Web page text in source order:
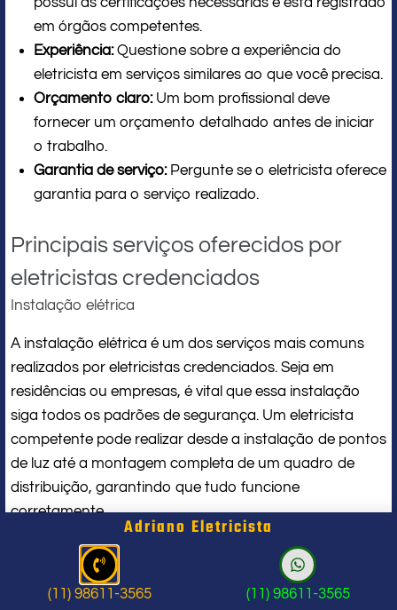
em órgãos competentes.
Experiência:Questione sobre a experiência do
eletricista em serviços similares ao que você precisa.
Orçamento claro:Um bom profissional deve
fornecer um orçamento detalhado antes de iniciar
o trabalho.
Garantia de serviço:Pergunte se o eletricista oferece
garantia para o serviço realizado.
Principais serviços oferecidos por
eletricistas credenciados
Instalação elétrica
A instalação elétrica é um dos serviços mais comuns
realizados por eletricistas credenciados. Seja em
residências ou empresas, é vital que essa instalação
siga todos os padrões de segurança. Um eletricista
competente pode realizar desde a instalação de pontos
de luz até a montagem completa de um quadro de
distribuição, garantindo que tudo funcione
corretamente.
Manutenção e reparos
Além de instalações, a manutenção e reparos em
Adriano Eletricista
(11) 98611-3565 (11) 98611-3565